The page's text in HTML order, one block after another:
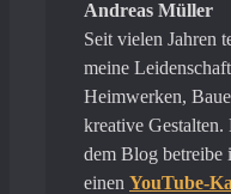
Andreas Müller
Seit vielen Jahren
meine
Heimwerken,
kreative Gestalten.
dem Blog betreibe
einen YouTube-